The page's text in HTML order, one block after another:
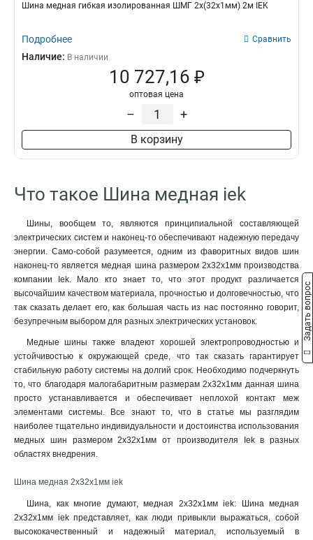
10x155x08мм
8x120x1мм
8x100x1мм 1
8x40x1мм 1
6x100x1мм
6x63x1мм 1
6x40x1мм
6x24x1мм 1
6x20x1мм 1
6x155x08мм
6x9x08мм 1
5x100x1мм
5x63x1мм
5x40x1мм 1
5x20x1мм 1
4x100x1мм 1
4x80x1мм 1
4x63x1мм
4x40x1мм 1
4x24x1мм 1
4x20x1мма 1
Шина медная гибкая изолированная ШМГ 2x(32x1мм) 2м IEK
Подробнее Сравнить
Наличие: В наличии
10 727,16 ₽
оптовая цена
– +
В корзину
Что такое Шина медная iek
Шины, вообщем то, являются принципиальной составляющей
электрических систем и наконец-то обеспечивают надежную передачу
энергии. Само-собой разумеется, одним из фаворитных видов шин
наконец-то является медная шина размером 2x32x1мм производства
компании Iek. Мало кто знает то, что этот продукт различается
высочайшим качеством материала, прочностью и долговечностью, что
так сказать делает его, как большая часть из нас постоянно говорит,
безупречным выбором для разных электрических установок.
Медные шины также владеют хорошей электропроводностью и
устойчивостью к окружающей среде, что так сказать гарантирует
стабильную работу системы на долгий срок. Необходимо подчеркнуть
то, что благодаря малогабаритным размерам 2x32x1мм данная шина
просто устанавливается и обеспечивает неплохой контакт меж
элементами системы. Все знают то, что в статье мы разглядим
наиболее тщательно индивидуальности и достоинства использования
медных шин размером 2x32x1мм от производителя Iek в разных
областях внедрения.
Шина медная 2x32x1мм iek
Шина, как многие думают, медная 2x32x1мм iek: Шина медная
2x32x1мм iek представляет, как люди привыкли выражаться, собой
высококачественный и надежный материал, используемый в
Задать вопрос